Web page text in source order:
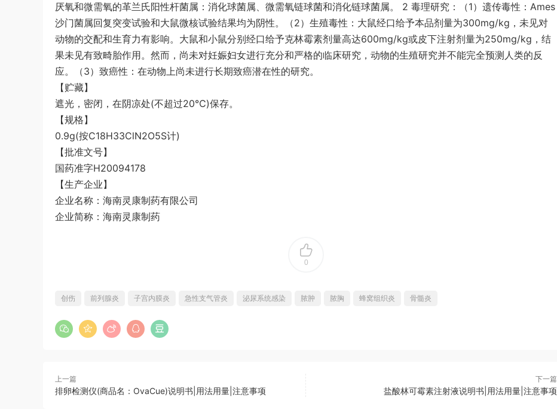
厌氧和微需氧的革兰氏阳性杆菌属：消化球菌属、微需氧链球菌和消化链球菌属。 2 毒理研究：（1）遗传毒性：Ames
沙门菌属回复突变试验和大鼠微核试验结果均为阴性。（2）生殖毒性：大鼠经口给予本品剂量为300mg/kg，未见对
动物的交配和生育力有影响。大鼠和小鼠分别经口给予克林霉素剂量高达600mg/kg或皮下注射剂量为250mg/kg，结
果未见有致畸胎作用。然而，尚未对妊娠妇女进行充分和严格的临床研究，动物的生殖研究并不能完全预测人类的反
应。（3）致癌性：在动物上尚未进行长期致癌潜在性的研究。
【贮藏】
遮光，密闭，在阴凉处(不超过20℃)保存。
【规格】
0.9g(按C18H33ClN2O5S计)
【批准文号】
国药准字H20094178
【生产企业】
企业名称：海南灵康制药有限公司
企业简称：海南灵康制药
0
创伤 前列腺炎 子宫内膜炎 急性支气管炎 泌尿系统感染 脓肿 脓胸 蜂窝组织炎 骨髓炎
上一篇
排卵检测仪(商品名：OvaCue)说明书|用法用量|注意事项
下一篇
盐酸林可霉素注射液说明书|用法用量|注意事项